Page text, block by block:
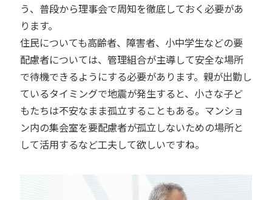
う、普段から理事会で周知を徹底しておく必要があ
ります。
住民についても高齢者、障害者、小中学生などの要
配慮者については、管理組合が主導して安全な場所
で待機できるようにする必要があります。親が出勤し
ているタイミングで地震が発生すると、小さな子ど
もたちは不安なまま孤立することもある。マンショ
ン内の集会室を要配慮者が孤立しないための場所と
して活用するなど工夫して欲しいですね。